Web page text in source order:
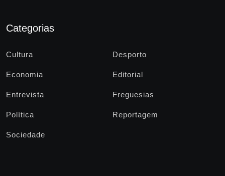
Categorias
Cultura Desporto
Economia Editorial
Entrevista Freguesias
Política Reportagem
Sociedade